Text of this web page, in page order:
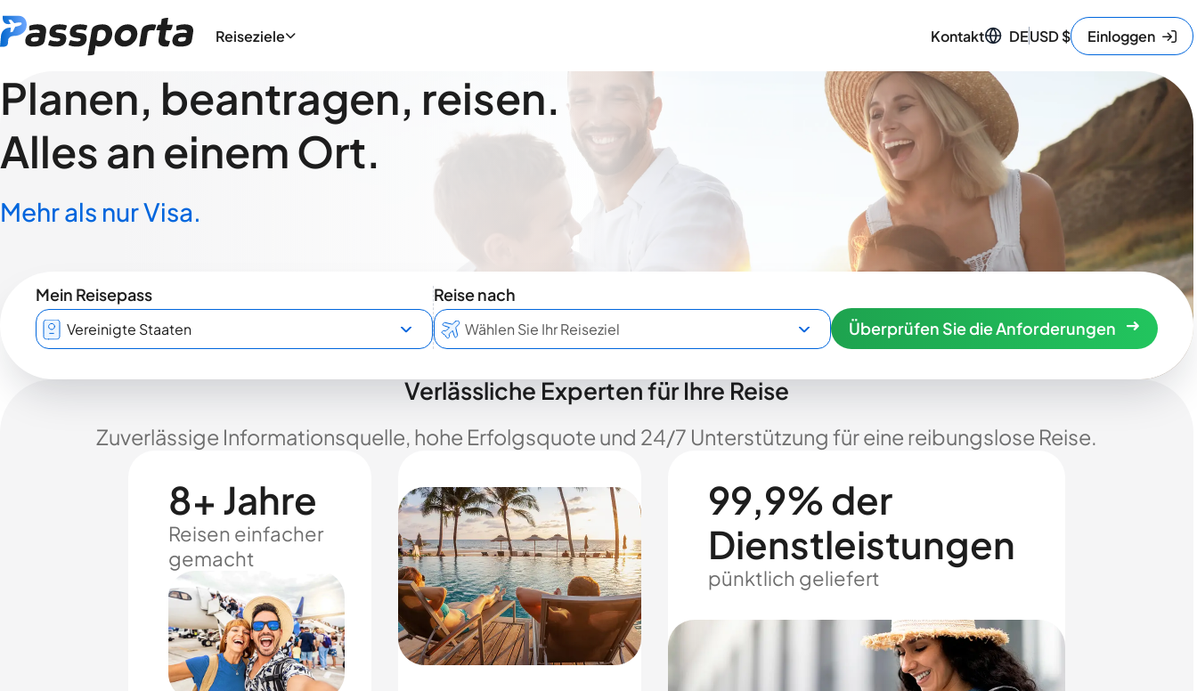
Reiseziele Kontakt DEUSD$ Einloggen
Planen, beantragen, reisen.
Alles an einem Ort.
Mehr als nur Visa.
Mein Reisepass
Reise nach
Überprüfen Sie die Anforderungen
Verlässliche Experten für Ihre Reise
Zuverlässige Informationsquelle, hohe Erfolgsquote und 24/7 Unterstützung für eine reibungslose Reise.
8+ Jahre
Reisen einfacher
gemacht
99,9% der
Dienstleistungen
pünktlich geliefert